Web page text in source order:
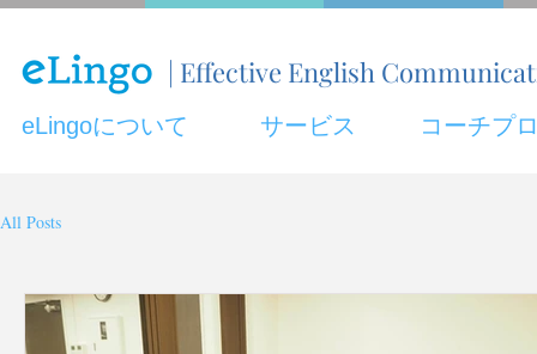
| Effective English
eLingoについて サービス コーチプ
All Posts